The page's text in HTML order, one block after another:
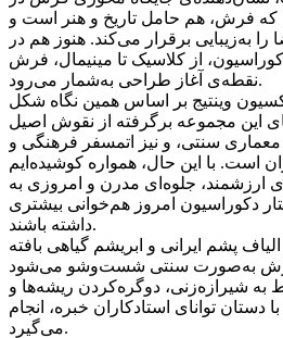
فرش، هم حامل تاریخ و هنر است و
به‌زیبایی برقرار می‌کند. هنوز هم در
از کلاسیک تا مینیمال، فرش
نقطه‌ی آغاز طراحی به‌شمار می‌رود.
وینتیج بر اساس همین نگاه شکل
این مجموعه برگرفته از نقوش اصیل
سنتی، و نیز اتمسفر فرهنگی و
است. با این حال، همواره کوشیده‌ایم
ارزشمند، جلوه‌ای مدرن و امروزی به
دکوراسیون امروز هم‌خوانی بیشتری
داشته باشند.
پشم ایرانی و ابریشم گیاهی بافته
فرش به‌صورت سنتی شست‌وشو می‌شود
به شیرازه‌زنی، دوگره‌کردن ریشه‌ها و
توانای استادکاران خبره، انجام
می‌گیرد.